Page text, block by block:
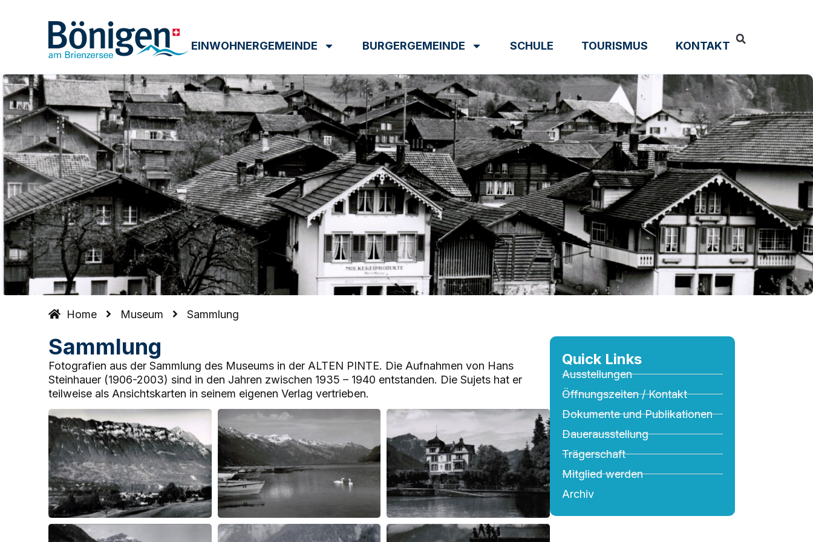
EINWOHNERGEMEINDE BURGERGEMEINDE SCHULE TOURISMUS KONTAKT
Home Museum Sammlung
Sammlung
Fotografien aus der Sammlung des Museums in der ALTEN PINTE. Die Aufnahmen von Hans
Steinhauer (1906-2003) sind in den Jahren zwischen 1935 – 1940 entstanden. Die Sujets hat er
teilweise als Ansichtskarten in seinem eigenen Verlag vertrieben.
Quick Links
Ausstellungen
Öffnungszeiten / Kontakt
Dokumente und Publikationen
Dauerausstellung
Trägerschaft
Mitglied werden
Archiv